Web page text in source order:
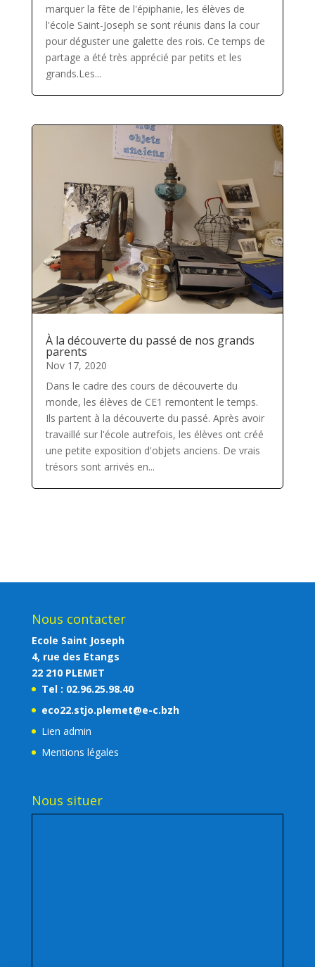
marquer la fête de l'épiphanie, les élèves de
l'école Saint-Joseph se sont réunis dans la cour
pour déguster une galette des rois. Ce temps de
partage a été très apprécié par petits et les
grands.Les...
À la découverte du passé de nos grands
parents
Nov 17, 2020
Dans le cadre des cours de découverte du
monde, les élèves de CE1 remontent le temps.
Ils partent à la découverte du passé. Après avoir
travaillé sur l'école autrefois, les élèves ont créé
une petite exposition d'objets anciens. De vrais
trésors sont arrivés en...
Nous contacter
Ecole Saint Joseph
4, rue des Etangs
22 210 PLEMET
Tel : 02.96.25.98.40
eco22.stjo.plemet@e-c.bzh
Lien admin
Mentions légales
Nous situer